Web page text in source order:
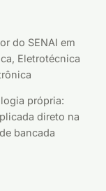
do SENAI em
Eletrotécnica
própria:
direto na
bancada